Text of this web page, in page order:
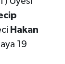
Hakan
19